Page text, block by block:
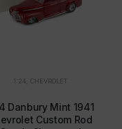
1:24 CHEVROLET
Danbury Mint 1941
Custom Rod